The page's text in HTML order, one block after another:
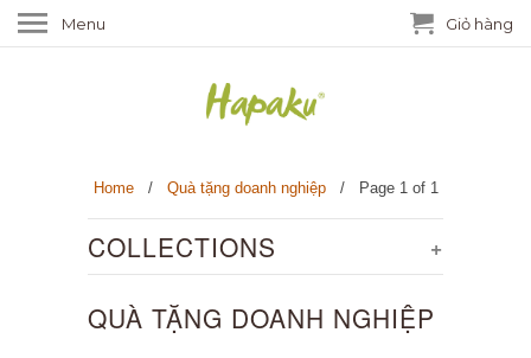
Home/ Quà tặng doanh nghiệp/ Page 1 of 1
+
COLLECTIONS
QUÀ TẶNG DOANH NGHIỆP
Menu Giỏ hàng